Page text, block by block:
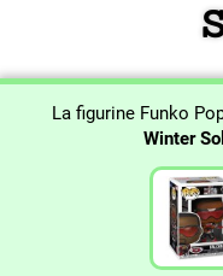
La figurine Funko
Winter